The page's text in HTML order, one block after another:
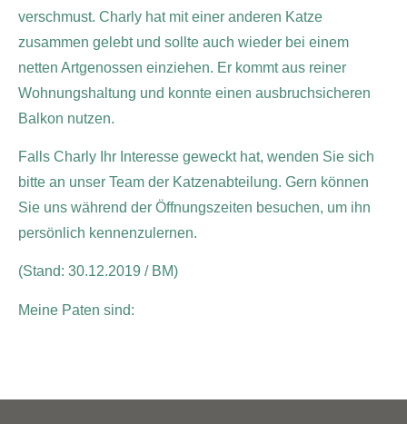
verschmust. Charly hat mit einer anderen Katze
zusammen gelebt und sollte auch wieder bei einem
netten Artgenossen einziehen. Er kommt aus reiner
Wohnungshaltung und konnte einen ausbruchsicheren
Balkon nutzen.
Falls Charly Ihr Interesse geweckt hat, wenden Sie sich
bitte an unser Team der Katzenabteilung. Gern können
Sie uns während der Öffnungszeiten besuchen, um ihn
persönlich kennenzulernen.
(Stand: 30.12.2019 / BM)
Meine Paten sind: